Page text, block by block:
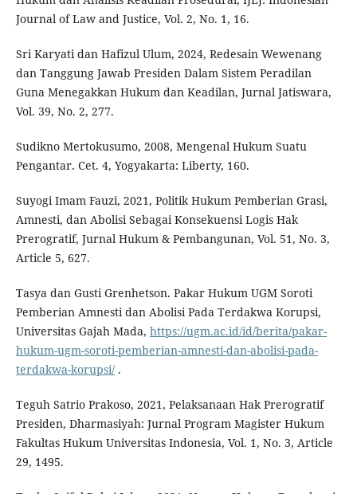
Journal of Law and Justice, Vol. 2, No. 1, 16.
Sri Karyati dan Hafizul Ulum, 2024, Redesain Wewenang
dan Tanggung Jawab Presiden Dalam Sistem Peradilan
Guna Menegakkan Hukum dan Keadilan, Jurnal Jatiswara,
Vol. 39, No. 2, 277.
Sudikno Mertokusumo, 2008, Mengenal Hukum Suatu
Pengantar. Cet. 4, Yogyakarta: Liberty, 160.
Suyogi Imam Fauzi, 2021, Politik Hukum Pemberian Grasi,
Amnesti, dan Abolisi Sebagai Konsekuensi Logis Hak
Prerogratif, Jurnal Hukum & Pembangunan, Vol. 51, No. 3,
Article 5, 627.
Tasya dan Gusti Grenhetson. Pakar Hukum UGM Soroti
Pemberian Amnesti dan Abolisi Pada Terdakwa Korupsi,
Universitas Gajah Mada, https://ugm.ac.id/id/berita/pakar-
hukum-ugm-soroti-pemberian-amnesti-dan-abolisi-pada-
terdakwa-korupsi/.
Teguh Satrio Prakoso, 2021, Pelaksanaan Hak Prerogratif
Presiden, Dharmasiyah: Jurnal Program Magister Hukum
Fakultas Hukum Universitas Indonesia, Vol. 1, No. 3, Article
29, 1495.